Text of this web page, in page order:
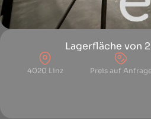
Lagerfläche von
4020 Linz Preis auf